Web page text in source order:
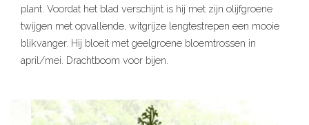
plant. Voordat het blad verschijnt is hij met zijn olijfgroene
twijgen met opvallende, witgrijze lengtestrepen een mooie
blikvanger. Hij bloeit met geelgroene bloemtrossen in
april/mei. Drachtboom voor bijen.